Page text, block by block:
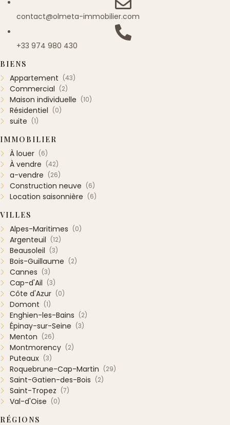
contact@olmeta-immobilier.com
+33 974 980 430
BIENS
Appartement (43)
Commercial (2)
Maison individuelle (10)
Résidentiel (0)
suite (1)
IMMOBILIER
À louer (6)
À vendre (42)
a-vendre (26)
Construction neuve (6)
Location saisonnière (6)
VILLES
Alpes-Maritimes (0)
Argenteuil (12)
Beausoleil (3)
Bois-Guillaume (2)
Cannes (3)
Cap-d'Ail (3)
Côte d'Azur (0)
Domont (1)
Enghien-les-Bains (2)
Épinay-sur-Seine (3)
Menton (26)
Montmorency (2)
Puteaux (3)
Roquebrune-Cap-Martin (29)
Saint-Gatien-des-Bois (2)
Saint-Tropez (7)
Val-d'Oise (0)
RÉGIONS